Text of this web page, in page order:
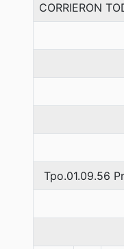
CORRIERON
Tpo.01.09.56